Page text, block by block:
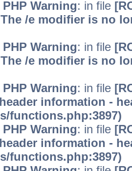
Warning: in file
/e modifier is no
Warning: in file
/e modifier is no
Warning: in file
information -
functions.php:3897)
Warning: in file
information -
functions.php:3897)